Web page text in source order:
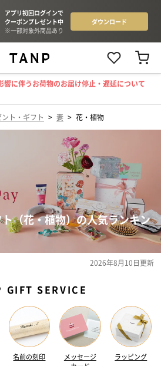
響に伴うお荷物のお届け停止・遅延について
ト・ギフト > 妻 > 花・植物
（花・植物）の人気ランキン
2026年8月10日更新
GIFT SERVICE
名前の刻印
メッセージ
ラッピング